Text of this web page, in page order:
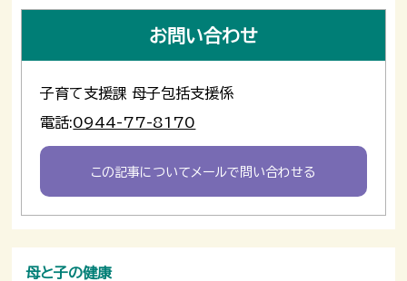
お問い合わせ
子育て支援課 母子包括支援係
電話:0944-77-8170
この記事についてメールで問い合わせる
母と子の健康